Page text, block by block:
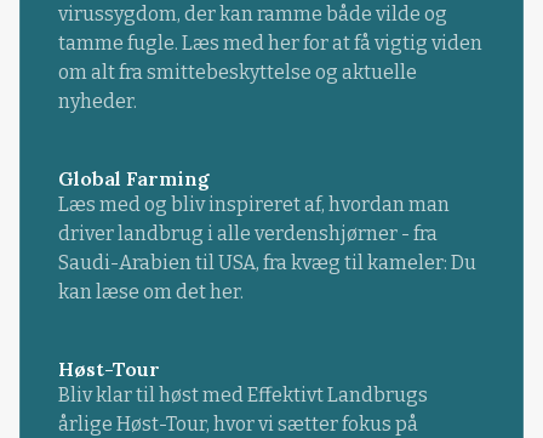
virussygdom, der kan ramme både vilde og
tamme fugle. Læs med her for at få vigtig viden
om alt fra smittebeskyttelse og aktuelle
nyheder.
Global Farming
Læs med og bliv inspireret af, hvordan man
driver landbrug i alle verdenshjørner - fra
Saudi-Arabien til USA, fra kvæg til kameler: Du
kan læse om det her.
Høst-Tour
Bliv klar til høst med Effektivt Landbrugs
årlige Høst-Tour, hvor vi sætter fokus på